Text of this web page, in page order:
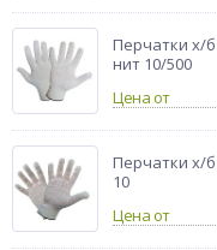
Перчатки х/
нит 10/500
Цена от
Перчатки х/
10
Цена от